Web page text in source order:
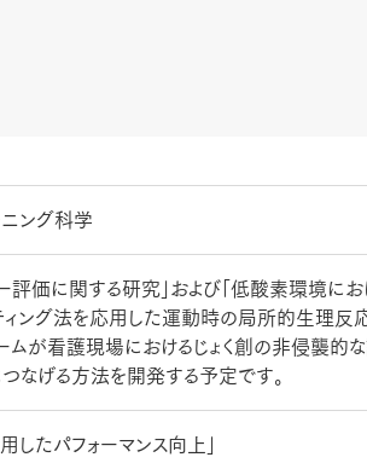
ニング科学
ー評価に関する研究」および「低酸素環境に
ティング法を応用した運動時の局所的生
ムが看護現場におけるじょく創の非侵襲的
なげる方法を開発する予定です。
したパフォーマンス向上」